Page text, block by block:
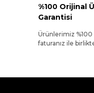
%100 Orijinal
Garantisi
Ürünlerimiz
faturanız ile